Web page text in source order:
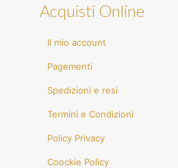
Acquisti Online
Il mio account
Pagementi
Spedizioni e resi
Termini e Condizioni
Policy Privacy
Coockie Policy